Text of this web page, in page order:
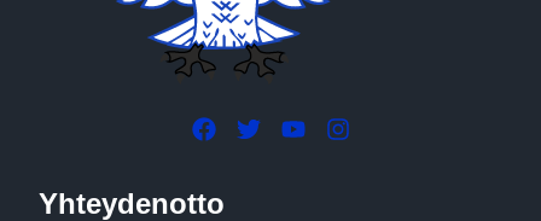
Yhteydenotto